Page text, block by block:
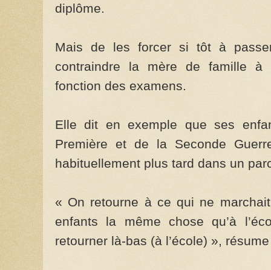
diplôme.
Mais de les forcer si tôt à
contraindre la mère de famille à
fonction des examens.
Elle dit en exemple que ses
Première et de la Seconde
habituellement plus tard dans un
« On retourne à ce qui ne
enfants la même chose qu’à
retourner là-bas (à l’école) »,